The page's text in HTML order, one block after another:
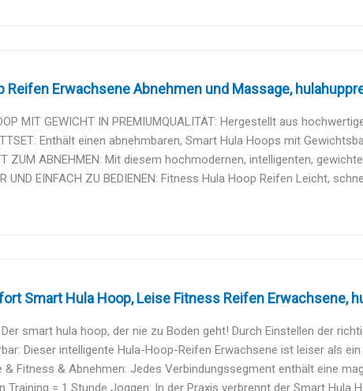
Reifen Erwachsene Abnehmen und Massage,
MIT GEWICHT IN PREMIUMQUALITÄT: Hergestellt aus
Enthält einen abnehmbaren, Smart Hula Hoops mit
ZUM ABNEHMEN: Mit diesem hochmodernen, intelligenten,
UND EINFACH ZU BEDIENEN: Fitness Hula Hoop Reifen Leicht,
Smart Hula Hoop, Leise Fitness Reifen Erwachsene,
smart hula hoop, der nie zu Boden geht! Durch Einstellen der
Dieser intelligente Hula-Hoop-Reifen Erwachsene ist leiser als ein
& Fitness & Abnehmen: Jedes Verbindungssegment enthält eine
Training = 1 Stunde Joggen: In der Praxis verbrennt der Smart Hula